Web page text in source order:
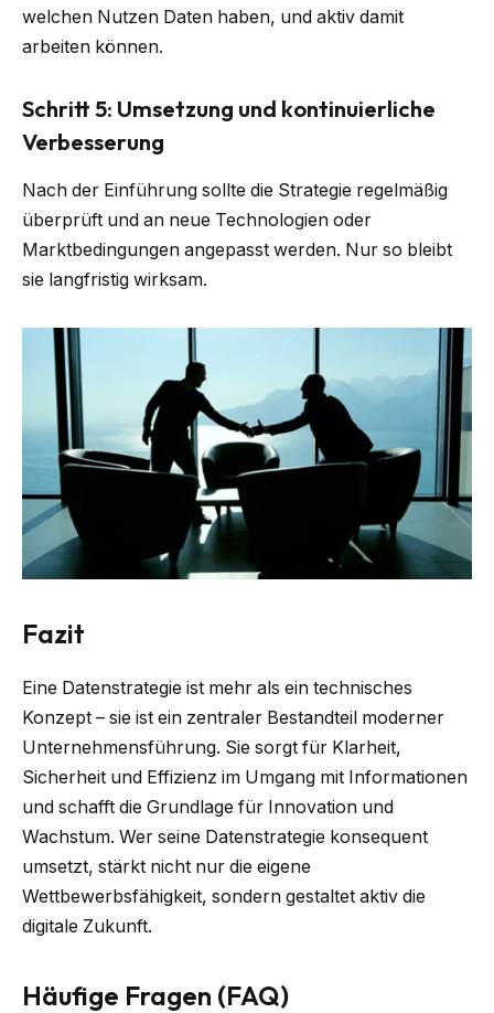
welchen Nutzen Daten haben, und aktiv damit
arbeiten können.
Schritt 5: Umsetzung und kontinuierliche
Verbesserung
Nach der Einführung sollte die Strategie regelmäßig
überprüft und an neue Technologien oder
Marktbedingungen angepasst werden. Nur so bleibt
sie langfristig wirksam.
Fazit
Eine Datenstrategie ist mehr als ein technisches
Konzept – sie ist ein zentraler Bestandteil moderner
Unternehmensführung. Sie sorgt für Klarheit,
Sicherheit und Effizienz im Umgang mit Informationen
und schafft die Grundlage für Innovation und
Wachstum. Wer seine Datenstrategie konsequent
umsetzt, stärkt nicht nur die eigene
Wettbewerbsfähigkeit, sondern gestaltet aktiv die
digitale Zukunft.
Häufige Fragen (FAQ)